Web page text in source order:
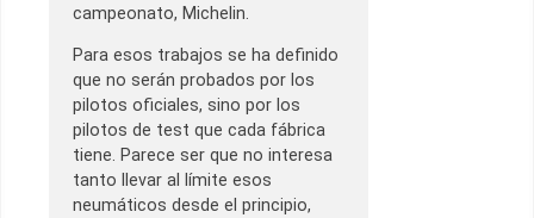
campeonato, Michelin.
Para esos trabajos se ha definido
que no serán probados por los
pilotos oficiales, sino por los
pilotos de test que cada fábrica
tiene. Parece ser que no interesa
tanto llevar al límite esos
neumáticos desde el principio,